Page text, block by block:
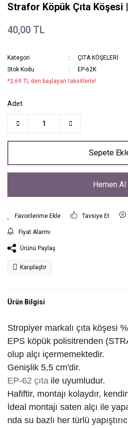
Strafor Köpük Çıta Köşesi
40,00 TL
Kategori
ÇITA KÖŞELERİ
Stok Kodu
EP-62K
*3,69 TL den başlayan taksitlerle!
Adet
Sepete
Hemen Al
Tavsiye Et
Fiyat Alarmı
Ürünü Paylaş
Karşılaştır
Ürün Bilgisi
Stropiyer markalı çıta köşesi
EPS köpük polisitrenden
olup alçı içermemektedir.
Genişlik 5,5 cm'dir.
EP-62 çıta ile uyumludur.
Hafiftir, montajı kolaydır,
İdeal montajı saten alçı ile
nda su bazlı her türlü